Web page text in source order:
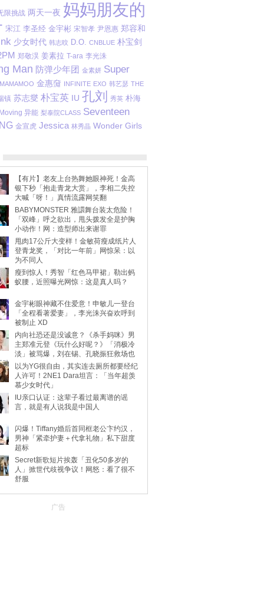
限挑战 两天一夜 妈妈朋友的
宋江 李圣经 金宇彬 宋智孝 尹恩惠 郑容和
少女时代 韩志旼 D.O. CNBLUE 朴宝剑
郑敬淏 姜素拉 T-ara 李光洙
Man 防弹少年团 金素妍 Super
金惠奫 INFINITE EXO 韩艺瑟 THE
镇 苏志燮 朴宝英 IU 孔刘 秀英 朴海
异能 梨泰院CLASS Seventeen
金宣虎 Jessica 林秀晶 Wonder Girls
【有片】老友上台热舞她眼神死！金高
银下秒「抱走青龙大赏」，李相二失控
大喊「呀！」真情流露网笑翻
BABYMONSTER 雅譞舞台装太危险！
「双峰」呼之欲出，甩头拨发全是护胸
小动作！网：造型师出来谢罪
甩肉17公斤大变样！金敏荷瘦成纸片人
登青龙奖，「对比一年前」网惊呆：以
为不同人
瘦到惊人！秀智「红色马甲裙」勒出蚂
蚁腰，近照曝光网惊：这是真人吗？
金宇彬眼神藏不住爱意！申敏儿一登台
「全程看著爱妻」，李光洙兴奋欢呼到
被制止 XD
内向社恐还是没诚意？《杀手妈咪》男
主郑准元登《玩什么好呢？》「消极冷
淡」被骂爆，刘在锡、孔晓振狂救场也
动
以为YG很自由，其实连去厕所都要经纪
人许可！2NE1 Dara坦言：「当年超羡
慕少女时代」
IU亲口认证：这辈子看过最离谱的谣
言，就是有人说我是中国人
闪爆！Tiffany婚后首同框老公卞约汉，
男神「紧牵护妻＋代拿礼物」私下甜度
超标
Secret新歌短片挨轰「丑化50多岁的
人」掀世代歧视争议！网怒：看了很不
舒服
广告